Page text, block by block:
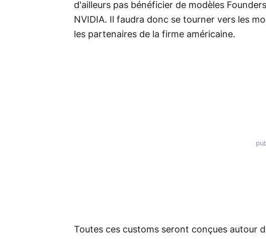
d'ailleurs pas bénéficier de modèles
NVIDIA. Il faudra donc se tourner vers les
les partenaires de la firme américaine.
Toutes ces customs seront conçues autour